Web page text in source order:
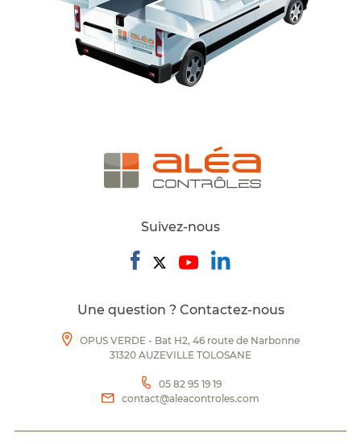
Suivez-nous
Une question ? Contactez-nous
OPUS VERDE - Bat H2, 46 route de Narbonne
31320 AUZEVILLE TOLOSANE
05 82 95 19 19
contact@aleacontroles.com